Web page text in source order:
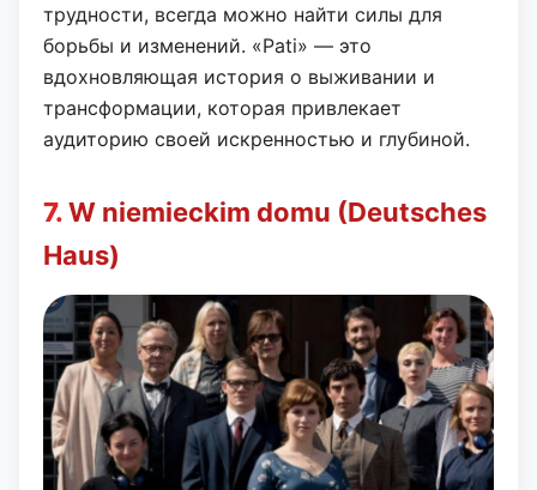
трудности, всегда можно найти силы для
борьбы и изменений. «Pati» — это
вдохновляющая история о выживании и
трансформации, которая привлекает
аудиторию своей искренностью и глубиной.
7.W niemieckim domu (Deutsches
Haus)